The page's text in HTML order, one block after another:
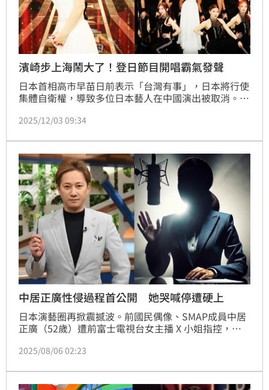
濱崎步上海鬧大了！登日節目開唱霸氣發聲
日本首相高市早苗日前表示「台灣有事」，日本將行使
集體自衛權，導致多位日本藝人在中國演出被取消。29
中國取消，不過濱崎步仍對著台下1萬4000個空位唱完
晚（3日）參加富士電視台年末音樂特別節目，也在社
群霸氣發聲。
2025/12/03 09:34
中居正廣性侵過程首公開 她哭喊停遭硬上
日本演藝圈再掀震撼波。前國民偶像、SMAP成員中居
正廣（52歲）遭前富士電視台女主播 X 小姐指控，在
延長線上的性暴力」。根據日媒《週刊文春》最新報
的「通知書」，完整記載事件當晚的過程。
2025/08/06 02:23